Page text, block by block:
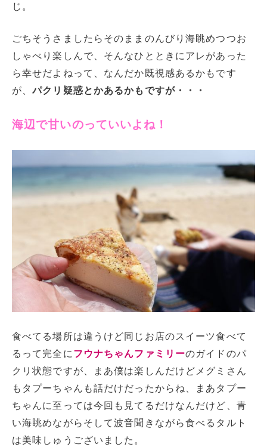
じ。
ごちそうさましたらそのままのんびり海眺めつつお
しゃべり楽しんで、そんなひとときにアレがあった
ら幸せだよねって、なんだか既視感あるかもです
が、パクリ疑惑とかあるかもですが・・・
海辺で甘いのっていいよね！
食べてる場所は違うけど同じお店のスイーツ食べて
るって完全に フウナちゃんファミリーのガイドのパ
クリ状態ですが、まあ僕は楽しんだけどメグミさん
もタプーちゃんも話だけだったからね、まあタプー
ちゃんに至っては今回も見てるだけなんだけど、青
い海眺めながらそして波音聞きながら食べるタルト
は美味しゅうございました。